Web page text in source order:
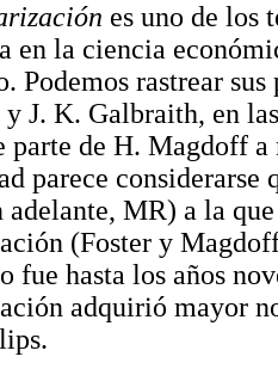
es uno de los
en la ciencia
Podemos rastrear
J. K. Galbraith, en
parte de H. Magdoff a
parece
adelante, MR) a la
(Foster y
fue hasta los años
adquirió mayor